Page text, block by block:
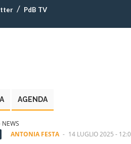
PdB TV
AGENDA
NEWS
ANTONIA FESTA - 14 LUGLIO 2025 -